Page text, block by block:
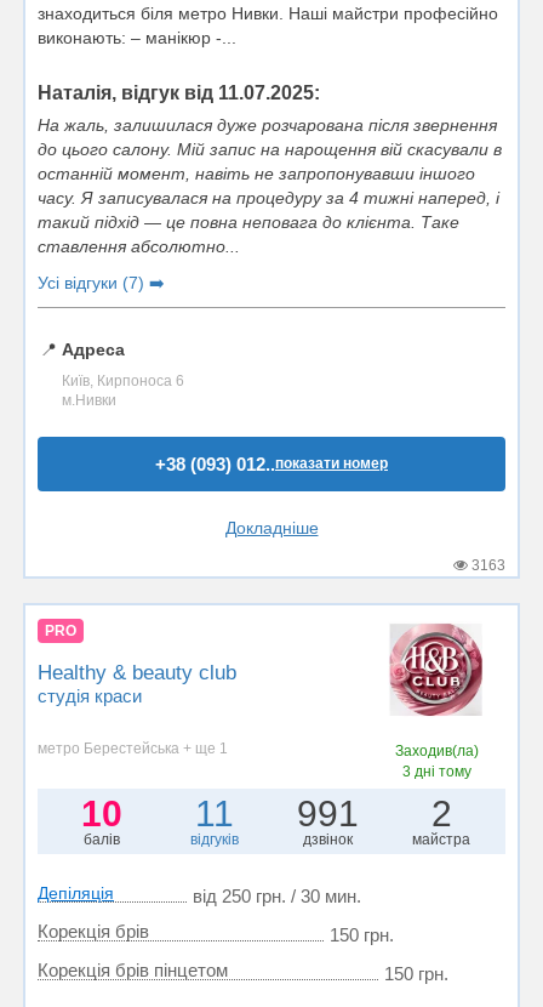
знаходиться біля метро Нивки. Наші майстри професійно
виконають: – манікюр -...
Наталія, відгук від 11.07.2025:
На жаль, залишилася дуже розчарована після звернення
до цього салону. Мій запис на нарощення вій скасували в
останній момент, навіть не запропонувавши іншого
часу. Я записувалася на процедуру за 4 тижні наперед, і
такий підхід — це повна неповага до клієнта. Таке
ставлення абсолютно...
Усі відгуки (7) ➡️
📍 Адреса
Київ, Кирпоноса 6
м.Нивки
+38 (093) 012..показати номер
Докладніше
3163
PRO
Healthy & beauty club
студія краси
метро Берестейська + ще 1
Заходив(ла)
3 дні тому
10
балів
11
відгуків
991
дзвінок
2
майстра
Депіляція
від 250 грн. / 30 мин.
Корекція брів
150 грн.
Корекція брів пінцетом
150 грн.